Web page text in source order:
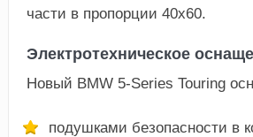
части в пропорции 40х60.
Электротехническое
Новый BMW 5-Series Touring
подушками безопасности в